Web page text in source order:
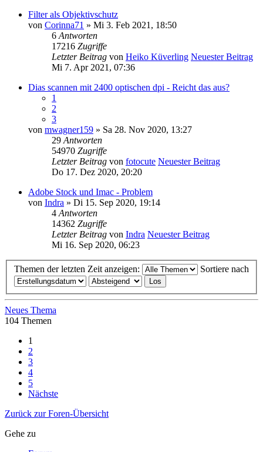
Filter als Objektivschutz
von Corinna71 » Mi 3. Feb 2021, 18:50
6 Antworten
17216 Zugriffe
Letzter Beitrag von Heiko Küverling Neuester Beitrag
Mi 7. Apr 2021, 07:36
Dias scannen mit 2400 optischen dpi - Reicht das aus?
1
2
3
von mwagner159 » Sa 28. Nov 2020, 13:27
29 Antworten
54970 Zugriffe
Letzter Beitrag von fotocute Neuester Beitrag
Do 17. Dez 2020, 20:20
Adobe Stock und Imac - Problem
von Indra » Di 15. Sep 2020, 19:14
4 Antworten
14362 Zugriffe
Letzter Beitrag von Indra Neuester Beitrag
Mi 16. Sep 2020, 06:23
Themen der letzten Zeit anzeigen: Sortiere nach
Neues Thema
104 Themen
1
2
3
4
5
Nächste
Zurück zur Foren-Übersicht
Gehe zu